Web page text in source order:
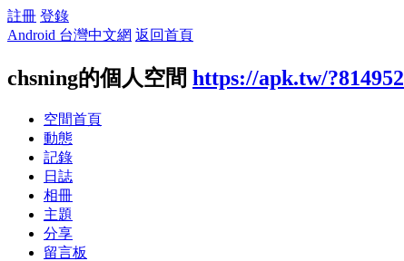
註冊 登錄
Android 台灣中文網 返回首頁
chsning的個人空間 https://apk.tw/?814952
空間首頁
動態
記錄
日誌
相冊
主題
分享
留言板